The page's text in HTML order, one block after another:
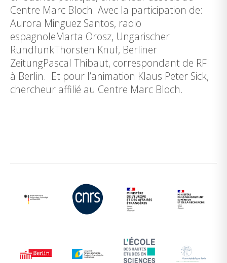
Centre Marc Bloch. Avec la participation de:
Aurora Minguez Santos, radio
espagnoleMarta Orosz, Ungarischer
RundfunkThorsten Knuf, Berliner
ZeitungPascal Thibaut, correspondant de RFI
à Berlin. Et pour l’animation Klaus Peter Sick,
chercheur affilié au Centre Marc Bloch.